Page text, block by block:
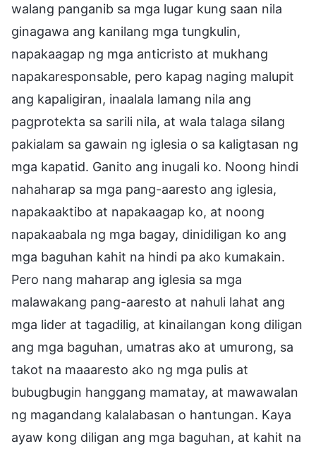
walang panganib sa mga lugar kung saan nila
ginagawa ang kanilang mga tungkulin,
napakaagap ng mga anticristo at mukhang
napakaresponsable, pero kapag naging malupit
ang kapaligiran, inaalala lamang nila ang
pagprotekta sa sarili nila, at wala talaga silang
pakialam sa gawain ng iglesia o sa kaligtasan ng
mga kapatid. Ganito ang inugali ko. Noong hindi
nahaharap sa mga pang-aaresto ang iglesia,
napakaaktibo at napakaagap ko, at noong
napakaabala ng mga bagay, dinidiligan ko ang
mga baguhan kahit na hindi pa ako kumakain.
Pero nang maharap ang iglesia sa mga
malawakang pang-aaresto at nahuli lahat ang
mga lider at tagadilig, at kinailangan kong diligan
ang mga baguhan, umatras ako at umurong, sa
takot na maaaresto ako ng mga pulis at
bubugbugin hanggang mamatay, at mawawalan
ng magandang kalalabasan o hantungan. Kaya
ayaw kong diligan ang mga baguhan, at kahit na